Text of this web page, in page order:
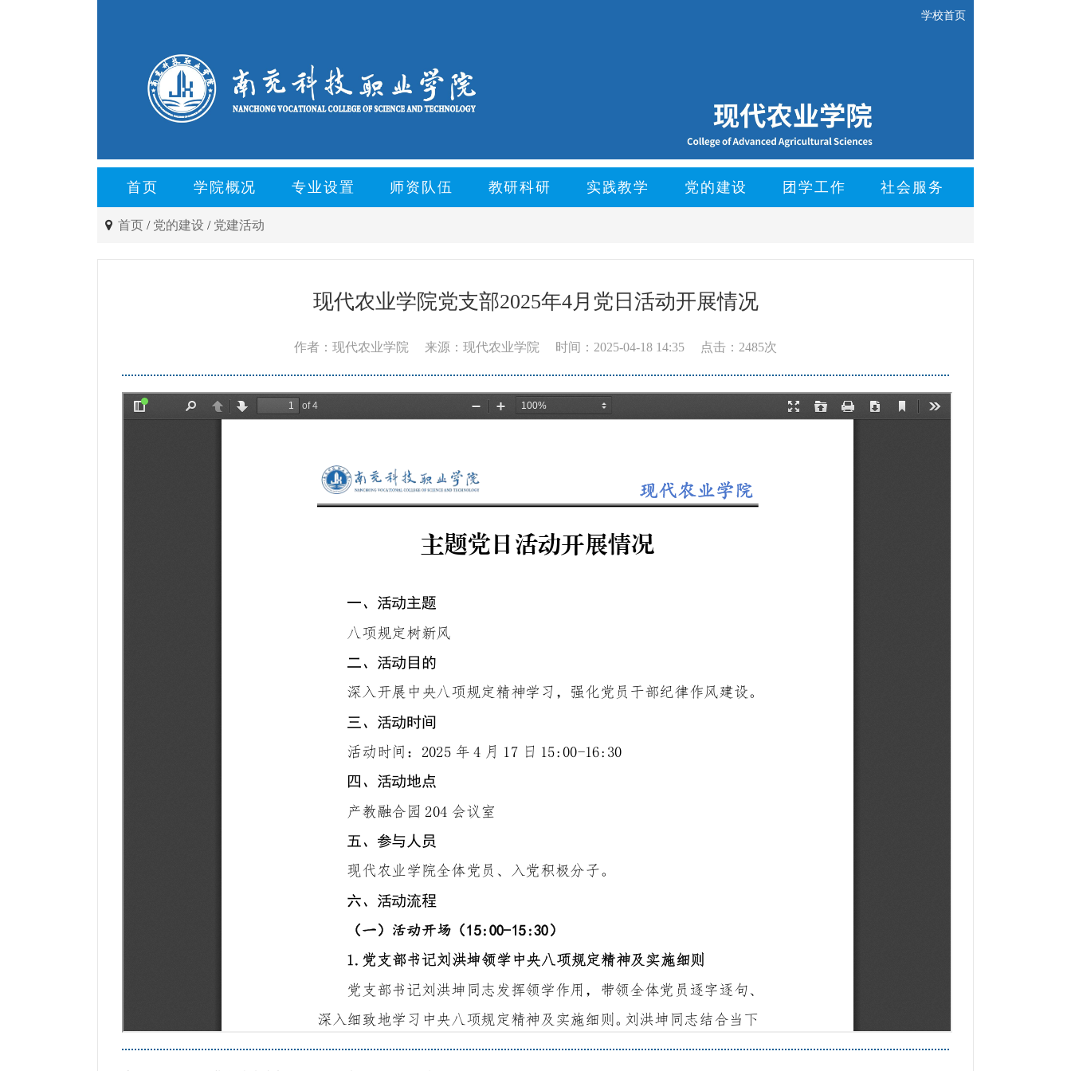
学校首页
首页 学院概况 专业设置 师资队伍 教研科研 实践教学 党的建设 团学工作 社会服务
首页 / 党的建设 / 党建活动
现代农业学院党支部2025年4月党日活动开展情况
作者：现代农业学院 来源：现代农业学院 时间：2025-04-18 14:35 点击：2485次